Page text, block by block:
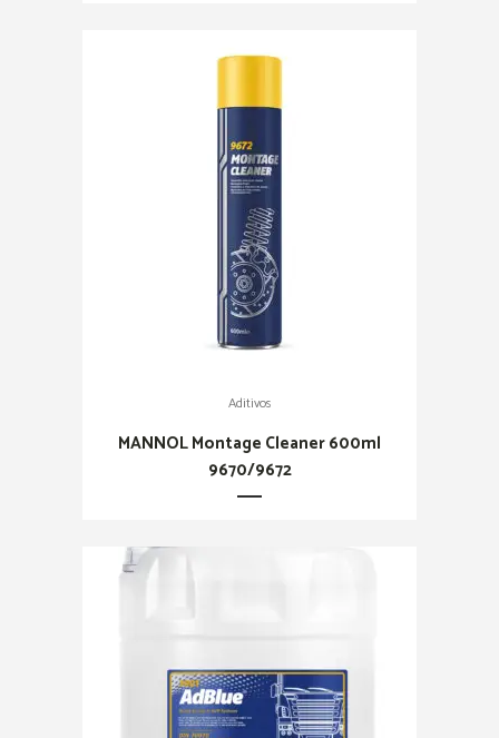
Aditivos
MANNOL Montage Cleaner 600ml
9670/9672